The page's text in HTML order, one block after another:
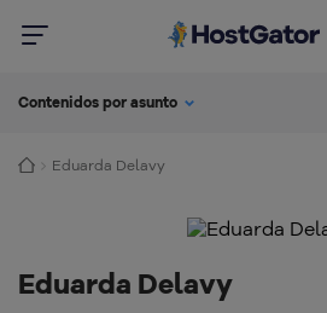
Contenidos por asunto
Eduarda Delavy
Eduarda Delavy